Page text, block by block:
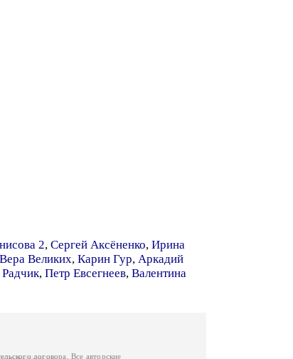
2, Сергей Аксёненко, Ирина
Вера Великих, Карин Гур, Аркадий
, Петр Евсегнеев, Валентина
договора . Все авторские